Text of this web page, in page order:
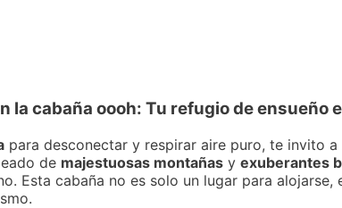
la cabaña oooh: Tu refugio de ensueño
para desconectar y respirar aire puro, te invito a
de majestuosas montañas y exuberantes
Esta cabaña no es solo un lugar para alojarse,